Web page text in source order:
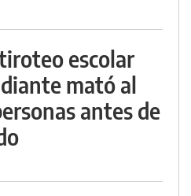
escolar
mató al
antes de